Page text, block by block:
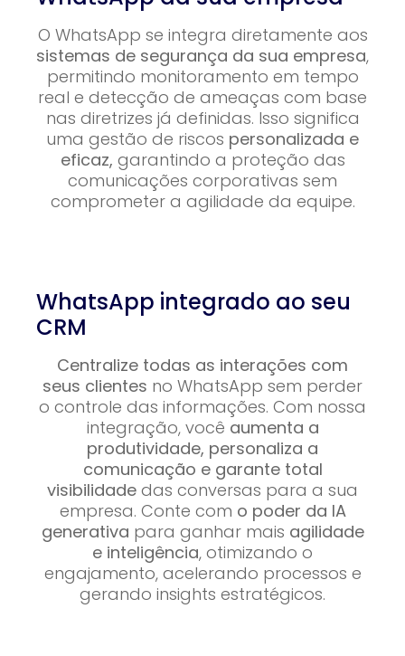
O WhatsApp se integra diretamente aos
sistemas de segurança da sua empresa,
permitindo monitoramento em tempo
real e detecção de ameaças com base
nas diretrizes já definidas. Isso significa
uma gestão de riscos personalizada e
eficaz, garantindo a proteção das
comunicações corporativas sem
comprometer a agilidade da equipe.
WhatsApp integrado ao seu
CRM
Centralize todas as interações com
seus clientes no WhatsApp sem perder
o controle das informações. Com nossa
integração, você aumenta a
produtividade, personaliza a
comunicação e garante total
visibilidade das conversas para a sua
empresa. Conte com o poder da IA
generativa para ganhar mais agilidade
e inteligência, otimizando o
engajamento, acelerando processos e
gerando insights estratégicos.